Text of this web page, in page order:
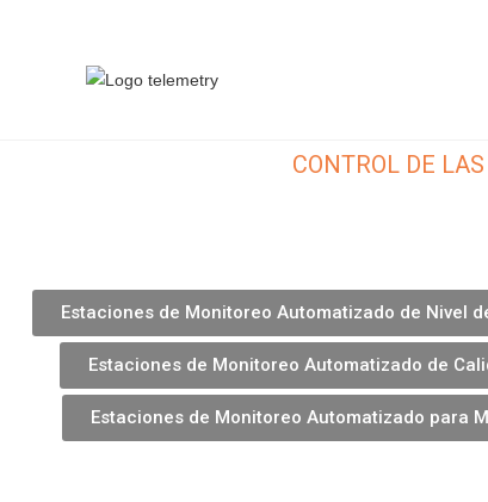
CONTROL DE
Estaciones de Monitoreo Automatizado de Nivel
Estaciones de Monitoreo Automatizado de
Estaciones de Monitoreo Automatizado para